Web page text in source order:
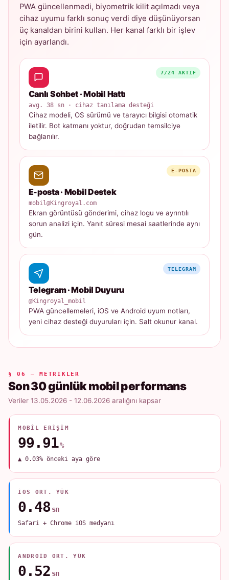
PWA güncellenmedi, biyometrik kilit açılmadı veya
cihaz uyumu farklı sonuç verdi diye düşünüyorsan
üç kanaldan birini kullan. Her kanal farklı bir işlev
için ayarlandı.
7/24 AKTIF
Canlı Sohbet · Mobil Hattı
avg. 38 sn · cihaz tanılama desteği
Cihaz modeli, OS sürümü ve tarayıcı bilgisi otomatik
iletilir. Bot katmanı yoktur, doğrudan temsilciye
bağlanılır.
E-POSTA
E-posta · Mobil Destek
mobil@Kingroyal.com
Ekran görüntüsü gönderimi, cihaz logu ve ayrıntılı
sorun analizi için. Yanıt süresi mesai saatlerinde aynı
gün.
TELEGRAM
Telegram · Mobil Duyuru
@Kingroyal_mobil
PWA güncellemeleri, iOS ve Android uyum notları,
yeni cihaz desteği duyuruları için. Salt okunur kanal.
§ 06 — METRIKLER
Son 30 günlük mobil performans
Veriler 13.05.2026 - 12.06.2026 aralığını kapsar
MOBIL ERIŞIM
99.91%
▲ 0.03% önceki aya göre
IOS ORT. YÜK
0.48 sn
Safari + Chrome iOS medyanı
ANDROID ORT. YÜK
0.52 sn